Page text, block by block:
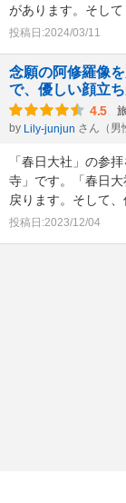
があります。そし
投稿日:2024/03/11
念願の阿修羅像
で、優しい顔立
4.5
by Lily-junjun さん（男
「春日大社」の参
寺」です。「春日
戻ります。そして
投稿日:2023/12/04